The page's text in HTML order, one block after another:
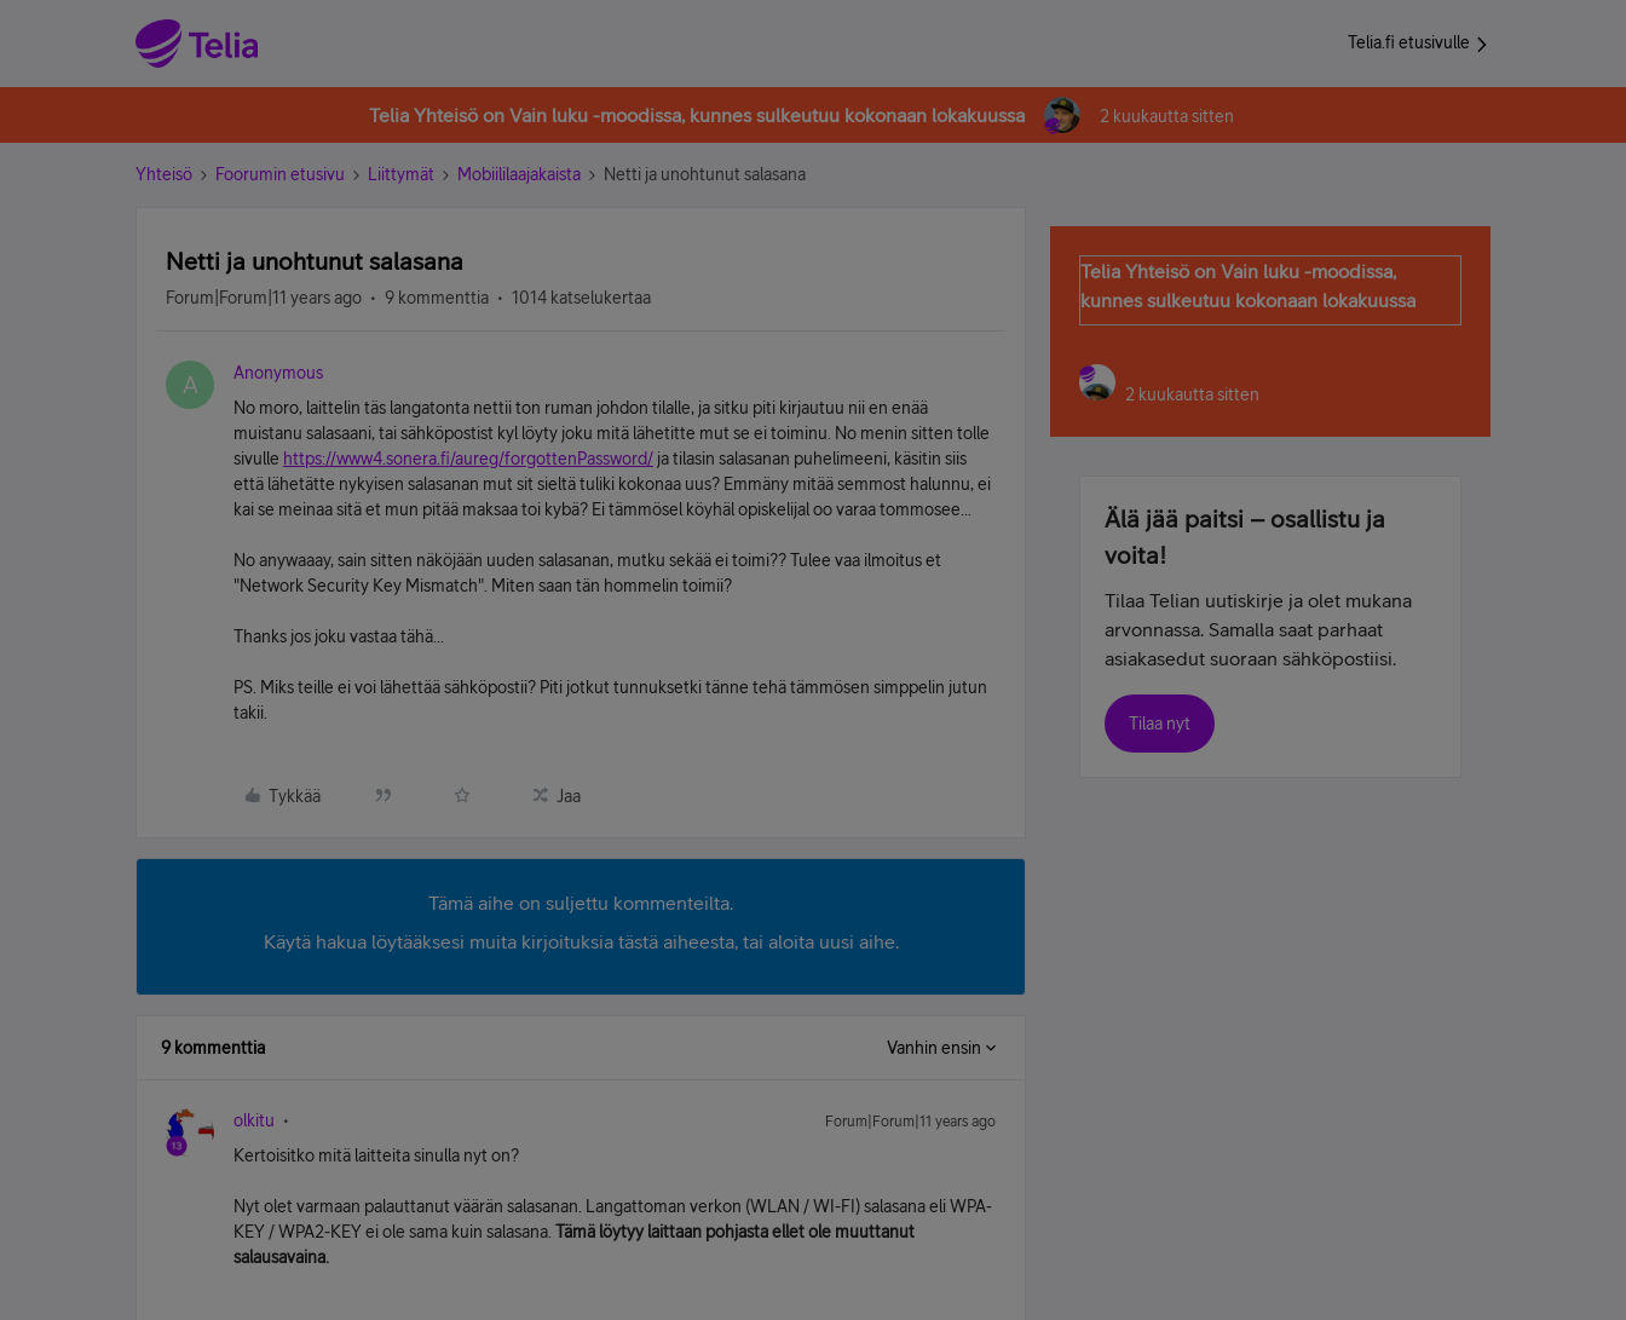
Telia.fi etusivulle
Telia Yhteisö on Vain luku -moodissa, kunnes sulkeutuu kokonaan lokakuussa 2 kuukautta sitten
Yhteisö Foorumin etusivu Liittymät Mobiililaajakaista Netti ja unohtunut salasana
Netti ja unohtunut salasana
Forum|Forum|11 years ago 9 kommenttia 1014 katselukertaa
A
Anonymous
No moro, laittelin täs langatonta nettii ton ruman johdon tilalle, ja sitku piti kirjautuu nii en enää
muistanu salasaani, tai sähköpostist kyl löyty joku mitä lähetitte mut se ei toiminu. No menin sitten tolle
sivulle https://www4.sonera.fi/aureg/forgottenPassword/ ja tilasin salasanan puhelimeeni, käsitin siis
että lähetätte nykyisen salasanan mut sit sieltä tuliki kokonaa uus? Emmäny mitää semmost halunnu, ei
kai se meinaa sitä et mun pitää maksaa toi kybä? Ei tämmösel köyhäl opiskelijal oo varaa tommosee...
No anywaaay, sain sitten näköjään uuden salasanan, mutku sekää ei toimi?? Tulee vaa ilmoitus et
"Network Security Key Mismatch". Miten saan tän hommelin toimii?
Thanks jos joku vastaa tähä...
PS. Miks teille ei voi lähettää sähköpostii? Piti jotkut tunnuksetki tänne tehä tämmösen simppelin jutun
takii.
Tykkää Jaa
Tämä aihe on suljettu kommenteilta.
Käytä hakua löytääksesi muita kirjoituksia tästä aiheesta, tai aloita uusi aihe.
9 kommenttia Vanhin ensin
olkitu Forum|Forum|11 years ago
Kertoisitko mitä laitteita sinulla nyt on?
Nyt olet varmaan palauttanut väärän salasanan. Langattoman verkon (WLAN / WI-FI) salasana eli WPA-
KEY / WPA2-KEY ei ole sama kuin salasana. Tämä löytyy laittaan pohjasta ellet ole muuttanut
salausavaina.
Telia Yhteisö on Vain luku -moodissa,
kunnes sulkeutuu kokonaan lokakuussa
2 kuukautta sitten
Älä jää paitsi – osallistu ja
voita!
Tilaa Telian uutiskirje ja olet mukana
arvonnassa. Samalla saat parhaat
asiakasedut suoraan sähköpostiisi.
Tilaa nyt